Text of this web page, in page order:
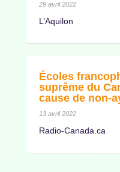
29 avril 2022
L’Aquilon
Écoles
suprême du
cause de non-
13 avril 2022
Radio-Canada.ca